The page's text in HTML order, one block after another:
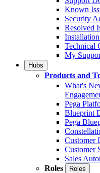
Known
Security
Resolved
Technical
My
Hubs
Products and
What's
Pega
Blueprint
Pega
Customer
Customer
Sales
Roles
Roles